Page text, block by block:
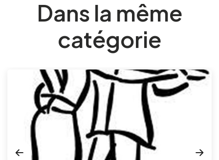
Dans la même
catégorie